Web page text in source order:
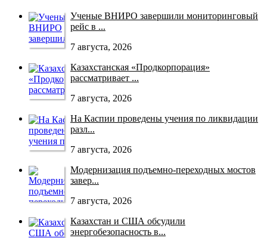
Ученые ВНИРО завершили мониторинговый
рейс в ...
7 августа, 2026
Казахстанская «Продкорпорация»
рассматривает ...
7 августа, 2026
На Каспии проведены учения по ликвидации
разл...
7 августа, 2026
Модернизация подъемно-переходных мостов
завер...
7 августа, 2026
Казахстан и США обсудили
энергобезопасность в...